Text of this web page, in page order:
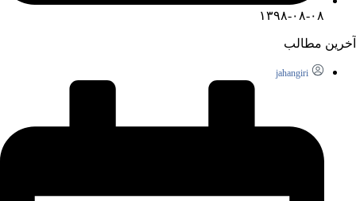
۱۳۹۸-۰۸-۰۸
آخرین مطالب
jahangiri